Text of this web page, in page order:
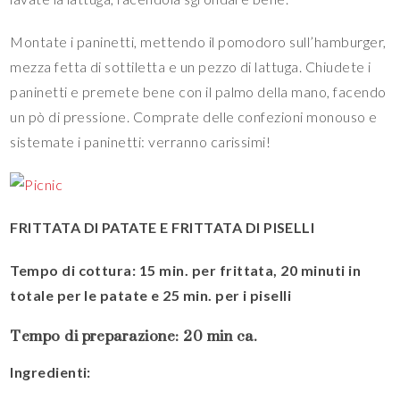
Montate i paninetti, mettendo il pomodoro sull’hamburger,
mezza fetta di sottiletta e un pezzo di lattuga. Chiudete i
paninetti e premete bene con il palmo della mano, facendo
un pò di pressione. Comprate delle confezioni monouso e
sistemate i paninetti: verranno carissimi!
FRITTATA DI PATATE E FRITTATA DI PISELLI
Tempo di cottura: 15 min. per frittata, 20 minuti in
totale per le patate e 25 min. per i piselli
Tempo di preparazione: 20 min ca.
Ingredienti: